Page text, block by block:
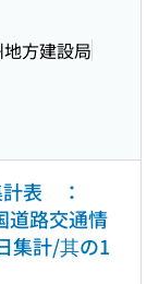
方建設局
計表 ：
道路交通情
集計/其の1